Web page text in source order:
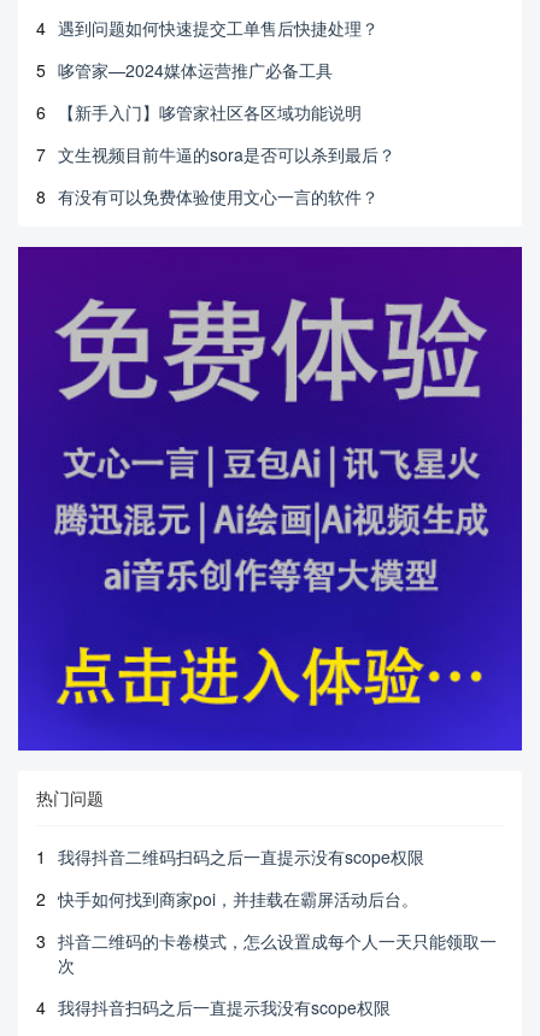
4 遇到问题如何快速提交工单售后快捷处理？
5 哆管家—2024媒体运营推广必备工具
6
【新手入门】哆管家社区各区域功能说明
7 文生视频目前牛逼的sora是否可以杀到最后？
8 有没有可以免费体验使用文心一言的软件？
热门问题
1
我得抖音二维码扫码之后一直提示没有scope权限
2 快手如何找到商家poi，并挂载在霸屏活动后台。
3 抖音二维码的卡卷模式，怎么设置成每个人一天只能领取一
次
4 我得抖音扫码之后一直提示我没有scope权限